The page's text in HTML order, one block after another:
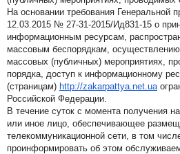
На основании требования Генеральной
12.03.2015 № 27-31-2015/Ид831-15 о
информационным ресурсам,
массовым беспорядкам,
массовых (публичных) мероприятиях,
порядка, доступ к информационному
(страницам) http://zakarpattya.net.ua
Российской Федерации.
В течение суток с момента получения
или иное лицо, обеспечивающее
телекоммуникационной сети, в том
проинформировать об этом